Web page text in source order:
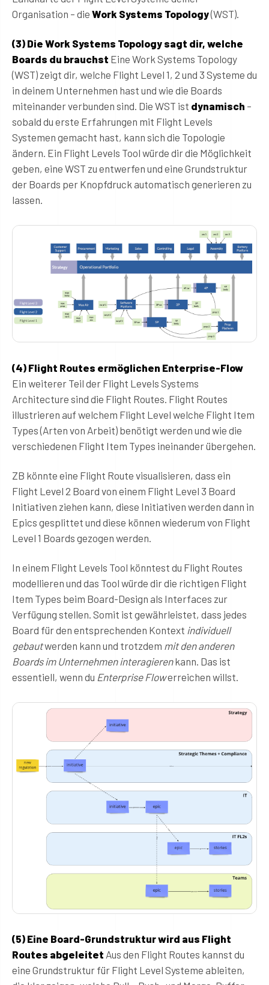
Organisation – die Work Systems Topology(WST).
(3) Die Work Systems Topology sagt dir, welche
Boards du brauchst Eine Work Systems Topology
(WST) zeigt dir, welche Flight Level 1, 2 und 3 Systeme du
in deinem Unternehmen hast und wie die Boards
miteinander verbunden sind. Die WST ist dynamisch –
sobald du erste Erfahrungen mit Flight Levels
Systemen gemacht hast, kann sich die Topologie
ändern. Ein Flight Levels Tool würde dir die Möglichkeit
geben, eine WST zu entwerfen und eine Grundstruktur
der Boards per Knopfdruck automatisch generieren zu
lassen.
(4) Flight Routes ermöglichen Enterprise-Flow
Ein weiterer Teil der Flight Levels Systems
Architecture sind die Flight Routes. Flight Routes
illustrieren auf welchem Flight Level welche Flight Item
Types (Arten von Arbeit) benötigt werden und wie die
verschiedenen Flight Item Types ineinander übergehen.
ZB könnte eine Flight Route visualisieren, dass ein
Flight Level 2 Board von einem Flight Level 3 Board
Initiativen ziehen kann, diese Initiativen werden dann in
Epics gesplittet und diese können wiederum von Flight
Level 1 Boards gezogen werden.
In einem Flight Levels Tool könntest du Flight Routes
modellieren und das Tool würde dir die richtigen Flight
Item Types beim Board-Design als Interfaces zur
Verfügung stellen. Somit ist gewährleistet, dass jedes
Board für den entsprechenden Kontext individuell
gebautwerden kann und trotzdem mit den anderen
Boards im Unternehmen interagierenkann. Das ist
essentiell, wenn du Enterprise Flowerreichen willst.
(5) Eine Board-Grundstruktur wird aus Flight
Routes abgeleitet Aus den Flight Routes kannst du
eine Grundstruktur für Flight Level Systeme ableiten,